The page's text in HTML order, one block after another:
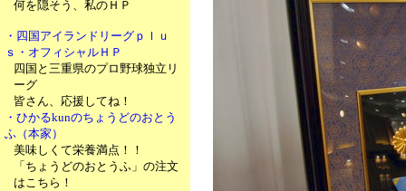
何を隠そう、私のＨＰ
・四国アイランドリーグｐｌｕ
ｓ・オフィシャルＨＰ
四国と三重県のプロ野球独立リ
ーグ
皆さん、応援してね！
・ひかるkunのちょうどのおとう
ふ（本家）
美味しくて栄養満点！！
「ちょうどのおとうふ」の注文
はこちら！